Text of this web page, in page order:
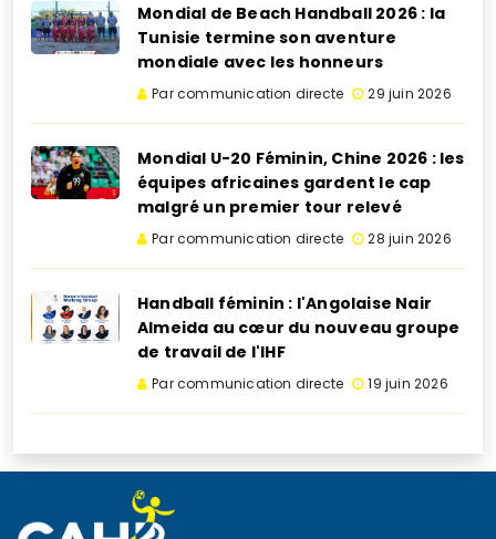
Mondial de Beach Handball 2026 : la
Tunisie termine son aventure
mondiale avec les honneurs
Par communication directe 29 juin 2026
Mondial U-20 Féminin, Chine 2026 : les
équipes africaines gardent le cap
malgré un premier tour relevé
Par communication directe 28 juin 2026
Handball féminin : l'Angolaise Nair
Almeida au cœur du nouveau groupe
de travail de l'IHF
Par communication directe 19 juin 2026